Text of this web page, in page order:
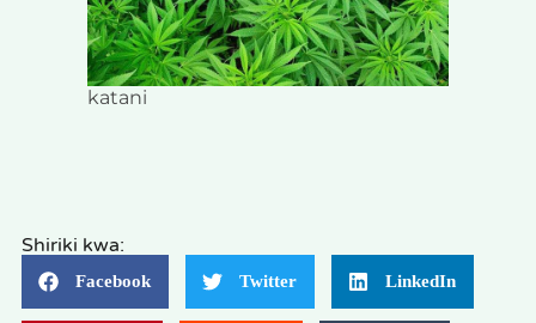
katani
Shiriki kwa:
Facebook Twitter LinkedIn